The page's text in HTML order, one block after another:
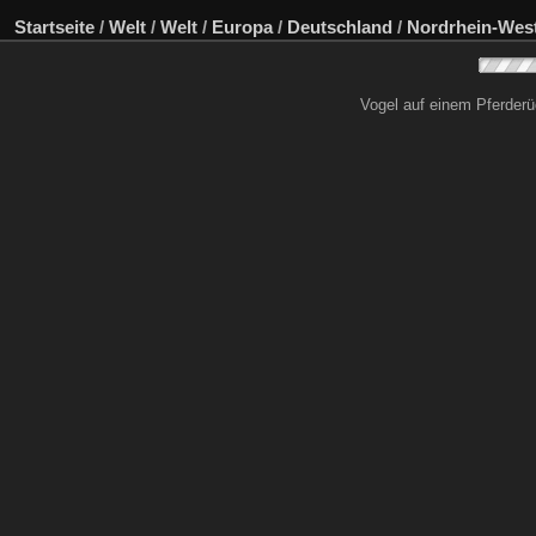
Startseite / Welt / Welt / Europa/ Deutschland / Nordrhein-
Vogel auf einem